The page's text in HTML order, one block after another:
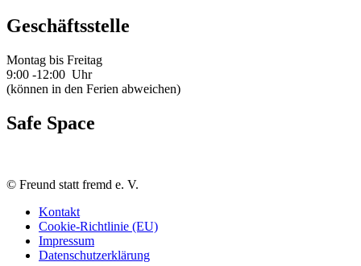
Geschäftsstelle
Montag bis Freitag
9:00 -12:00 Uhr
(können in den Ferien abweichen)
Safe Space
© Freund statt fremd e. V.
Kontakt
Cookie-Richtlinie (EU)
Impressum
Datenschutzerklärung